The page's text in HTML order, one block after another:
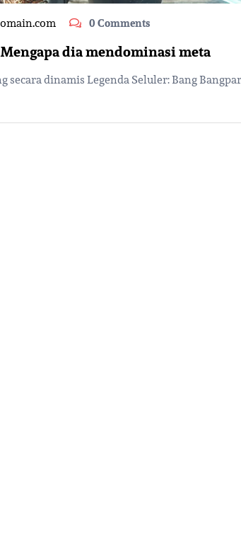
0 Comments
dia mendominasi meta
dinamis Legenda Seluler: Bang